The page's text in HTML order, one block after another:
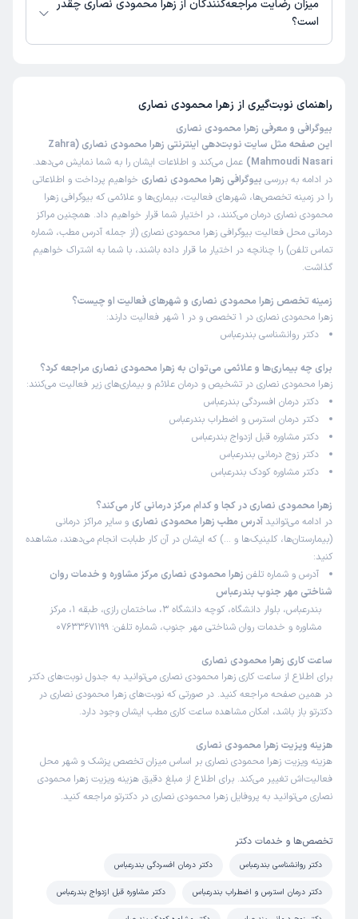
میزان رضایت مراجعه‌کنندگان از زهرا محمودی نصاری چقدر
است؟
راهنمای نوبت‌گیری از زهرا محمودی نصاری
بیوگرافی و معرفی زهرا محمودی نصاری
این صفحه مثل سایت نوبت‌دهی اینترنتی زهرا محمودی نصاری (Zahra
Mahmoudi Nasari)
عمل می‌کند و اطلاعات ایشان را به شما نمایش می‌دهد.
در ادامه به بررسی بیوگرافی زهرا محمودی نصاری خواهیم پرداخت و اطلاعاتی
را در زمینه تخصص‌ها، شهرهای فعالیت، بیماری‌ها و علائمی که بیوگرافی زهرا
محمودی نصاری درمان می‌کنند، در اختیار شما قرار خواهیم داد. همچنین مراکز
درمانی محل فعالیت بیوگرافی زهرا محمودی نصاری (از جمله آدرس مطب، شماره
تماس تلفن) را چنانچه در اختیار ما قرار داده باشند، با شما به اشتراک خواهیم
گذاشت.
زمینه تخصص زهرا محمودی نصاری و شهرهای فعالیت او چیست؟
زهرا محمودی نصاری در 1 تخصص و در 1 شهر فعالیت دارند:
دکتر روانشناسی بندرعباس
برای چه بیماری‌ها و علائمی می‌توان به زهرا محمودی نصاری مراجعه کرد؟
زهرا محمودی نصاری در تشخیص و درمان علائم و بیماری‌های زیر فعالیت می‌کنند:
دکتر درمان افسردگی بندرعباس
دکتر درمان استرس و اضطراب بندرعباس
دکتر مشاوره قبل ازدواج بندرعباس
دکتر زوج درمانی بندرعباس
دکتر مشاوره کودک بندرعباس
زهرا محمودی نصاری در کجا و کدام مرکز درمانی کار می‌کند؟
در ادامه می‌توانید آدرس مطب زهرا محمودی نصاری و سایر مراکز درمانی
(بیمارستان‌ها، کلینیک‌ها و …) که ایشان در آن کار طبابت انجام می‌دهند، مشاهده
کنید:
آدرس و شماره تلفن زهرا محمودی نصاری مرکز مشاوره و خدمات روان
شناختی مهر جنوب بندرعباس
بندرعباس، بلوار دانشگاه، کوچه دانشگاه 3، ساختمان رازی، طبقه 1، مرکز
مشاوره و خدمات روان شناختی مهر جنوب، شماره تلفن: 07633671199
ساعت کاری زهرا محمودی نصاری
برای اطلاع از ساعت کاری زهرا محمودی نصاری می‌توانید به جدول نوبت‌های دکتر
در همین صفحه مراجعه کنید. در صورتی که نوبت‌های زهرا محمودی نصاری در
دکترتو باز باشد، امکان مشاهده ساعت کاری مطب ایشان وجود دارد.
هزینه ویزیت زهرا محمودی نصاری
هزینه ویزیت زهرا محمودی نصاری بر اساس میزان تخصص پزشک و شهر محل
فعالیت‌اش تغییر می‌کند. برای اطلاع از مبلغ دقیق هزینه ویزیت زهرا محمودی
نصاری می‌توانید به پروفایل زهرا محمودی نصاری در دکترتو مراجعه کنید.
تخصص‌ها و خدمات دکتر
دکتر روانشناسی بندرعباس دکتر درمان افسردگی بندرعباس
دکتر درمان استرس و اضطراب بندرعباس دکتر مشاوره قبل ازدواج بندرعباس